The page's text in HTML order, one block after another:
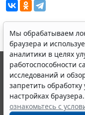
Мы обрабатываем
браузера и
аналитики в целях
работоспособности
исследований и
запретить
настройках
ознакомьтесь с
© ООО "НПП "ГАРАНТ-
выпускается с 1990
являются
информации ГАРАНТ.